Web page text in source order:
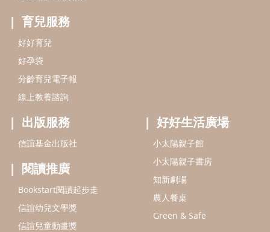
育兒服務
好好育兒
好孕袋
分齡育兒電子報
線上教養諮詢
出版服務
信誼基金出版社
閱讀推廣
Bookstart閱讀起步走
信誼幼兒文學獎
信誼兒童動畫獎
好好生活廣場
小太陽親子館
小太陽親子書房
知新劇場
農人餐桌
Green & Safe